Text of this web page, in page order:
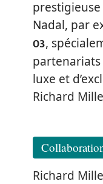
Nadal, par
03,
partenariats
luxe et
Richard
Richard